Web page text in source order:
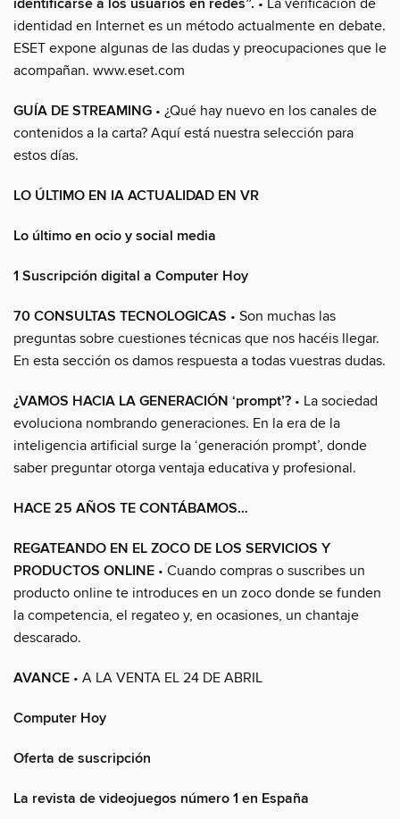
identidad en Internet es un método actualmente en debate.
ESET expone algunas de las dudas y preocupaciones que le
acompañan. www.eset.com
GUÍA DE STREAMING • ¿Qué hay nuevo en los canales de
contenidos a la carta? Aquí está nuestra selección para
estos días.
LO ÚLTIMO EN IA ACTUALIDAD EN VR
Lo último en ocio y social media
1 Suscripción digital a Computer Hoy
70 CONSULTAS TECNOLOGICAS • Son muchas las
preguntas sobre cuestiones técnicas que nos hacéis llegar.
En esta sección os damos respuesta a todas vuestras dudas.
¿VAMOS HACIA LA GENERACIÓN ‘prompt’? • La sociedad
evoluciona nombrando generaciones. En la era de la
inteligencia artificial surge la ‘generación prompt’, donde
saber preguntar otorga ventaja educativa y profesional.
HACE 25 AÑOS TE CONTÁBAMOS…
REGATEANDO EN EL ZOCO DE LOS SERVICIOS Y
PRODUCTOS ONLINE • Cuando compras o suscribes un
producto online te introduces en un zoco donde se funden
la competencia, el regateo y, en ocasiones, un chantaje
descarado.
AVANCE • A LA VENTA EL 24 DE ABRIL
Computer Hoy
Oferta de suscripción
La revista de videojuegos número 1 en España